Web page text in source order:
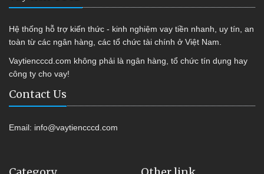
Hệ thống hỗ trợ kiến thức - kinh nghiệm vay tiền nhanh, uy tín, an
toàn từ các ngân hàng, các tổ chức tài chính ở Việt Nam.
Vaytiencccd.com không phải là ngân hàng, tổ chức tín dụng hay
công ty cho vay!
Contact Us
Email: info@vaytiencccd.com